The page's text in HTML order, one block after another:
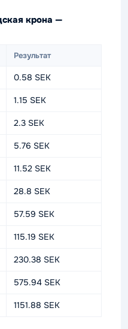
крона —
Результат
0.58 SEK
1.15 SEK
2.3 SEK
5.76 SEK
11.52 SEK
28.8 SEK
57.59 SEK
115.19 SEK
230.38 SEK
575.94 SEK
1151.88 SEK